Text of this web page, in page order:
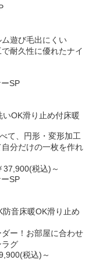
遊び毛出にくい
耐久性に優れたナイ
いOK滑り止め付床暖
て、円形・変形加工
分だけの一枚を作れ
37,900(税込)～
防音床暖OK滑り止め
ー！お部屋に合わせ
ラグ
税込)～